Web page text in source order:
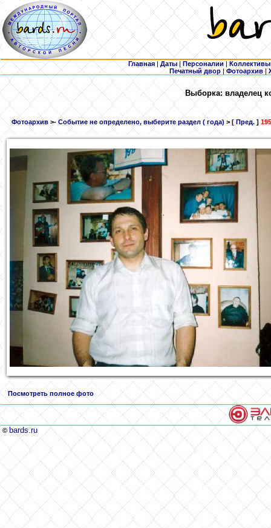
Главная | Даты | Персоналии | Коллективы
Печатный двор |Фотоархив |
Выборка: владелец
Фотоархив >- Событие не определено, выберите раздел ( года) > [ Пред. ]
Посмотреть полное фото
© bards.ru